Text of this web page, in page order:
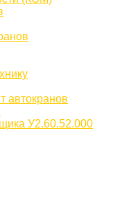
автокранов
У2.60.52.000